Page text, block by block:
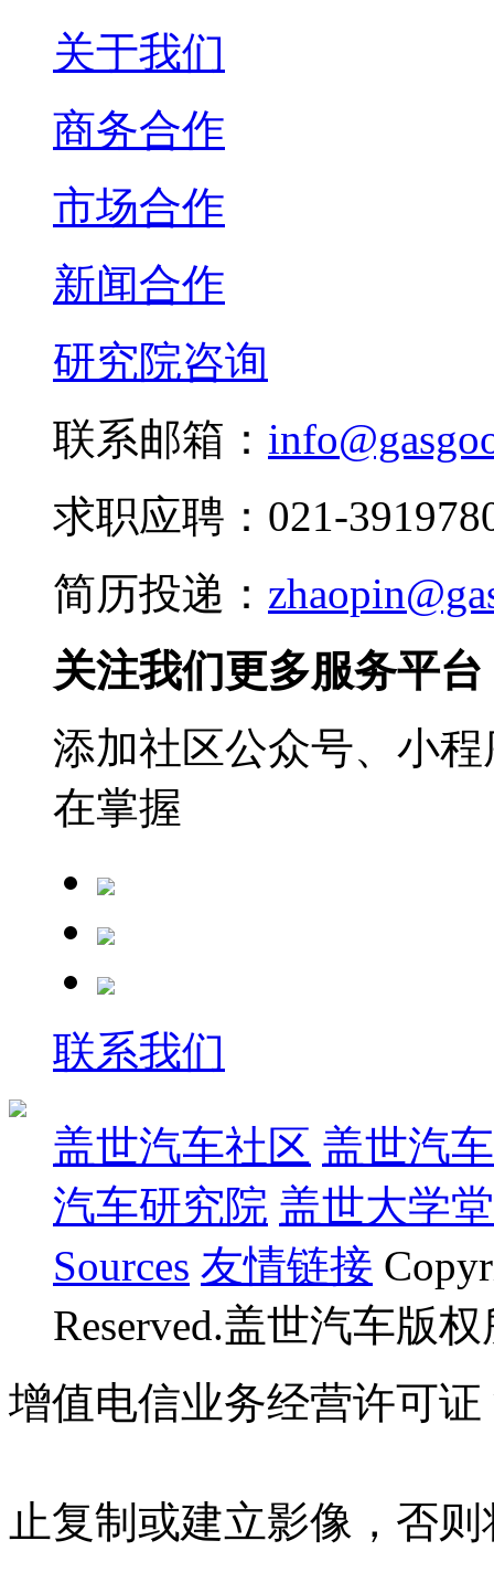
关于我们
商务合作
市场合作
新闻合作
研究院咨询
联系邮箱：
求职应聘：021-
简历投递：
关注我们更多服务平台
添加社区公众号、小
在掌握
联系我们
盖世汽车社区 盖世汽
汽车研究院 盖世大学堂
Sources 友情链接
Reserved.盖世汽车版
增值电信业务经营许可证
止复制或建立影像，否